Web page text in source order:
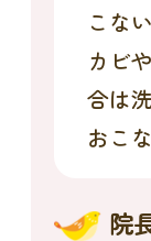
こな
カビ
合は
おこ
院